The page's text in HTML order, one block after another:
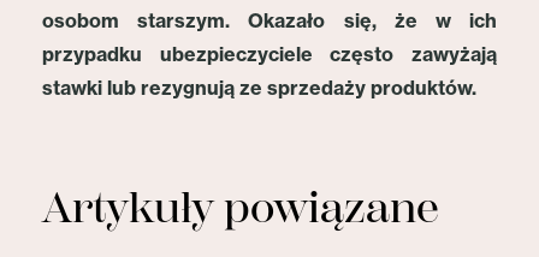
osobom starszym. Okazało się, że w ich
przypadku ubezpieczyciele często zawyżają
stawki lub rezygnują ze sprzedaży produktów.
Artykuły powiązane